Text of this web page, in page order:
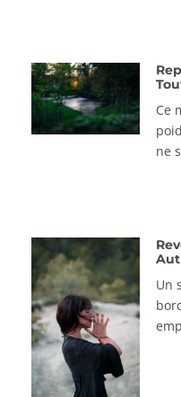
Ce
ne
Un